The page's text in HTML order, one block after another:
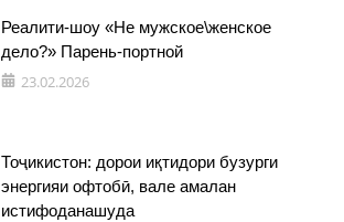
Реалити-шоу «Не мужское\женское
дело?» Парень-портной
23.02.2026
Тоҷикистон: дорои иқтидори бузурги
энергияи офтобӣ, вале амалан
истифоданашуда